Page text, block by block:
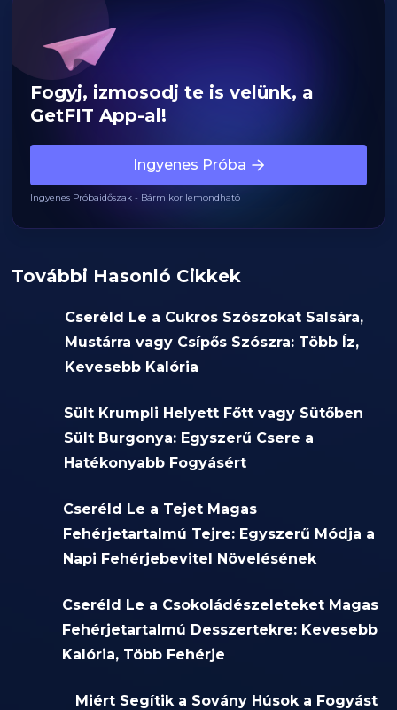
Fogyj, izmosodj te is velünk, a
GetFIT App-al!
Ingyenes Próba
Ingyenes Próbaidőszak - Bármikor lemondható
További Hasonló Cikkek
Cseréld Le a Cukros Szószokat Salsára,
Mustárra vagy Csípős Szószra: Több Íz,
Kevesebb Kalória
Sült Krumpli Helyett Főtt vagy Sütőben
Sült Burgonya: Egyszerű Csere a
Hatékonyabb Fogyásért
Cseréld Le a Tejet Magas
Fehérjetartalmú Tejre: Egyszerű Módja a
Napi Fehérjebevitel Növelésének
Cseréld Le a Csokoládészeleteket Magas
Fehérjetartalmú Desszertekre: Kevesebb
Kalória, Több Fehérje
Miért Segítik a Sovány Húsok a Fogyást